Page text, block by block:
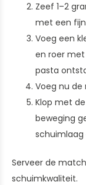
Zeef 1–2
met een
Voeg een
en roer
pasta
Voeg nu
Klop met
beweging
Serveer de
schuimkwaliteit.